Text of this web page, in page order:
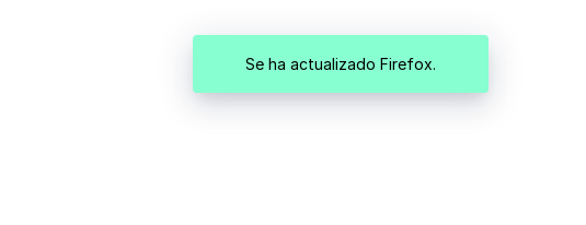
Se ha actualizado Firefox.